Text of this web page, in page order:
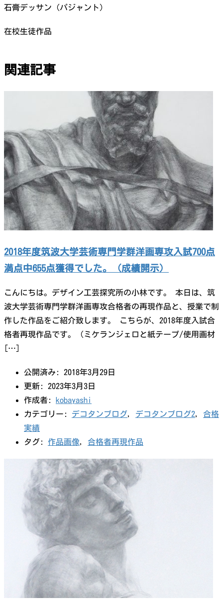
石膏デッサン（パジャント）
在校生徒作品
関連記事
2018年度筑波大学芸術専門学群洋画専攻入試700点
満点中655点獲得でした。（成績開示）
こんにちは。デザイン工芸探究所の小林です。 本日は、筑
波大学芸術専門学群洋画専攻合格者の再現作品と、授業で制
作した作品をご紹介致します。 こちらが、2018年度入試合
格者再現作品です。（ミケランジェロと紙テープ/使用画材
[…]
公開済み: 2018年3月29日
更新: 2023年3月3日
作成者:
kobayashi
カテゴリー: デコタンブログ, デコタンブログ2, 合格
実績
タグ: 作品画像, 合格者再現作品